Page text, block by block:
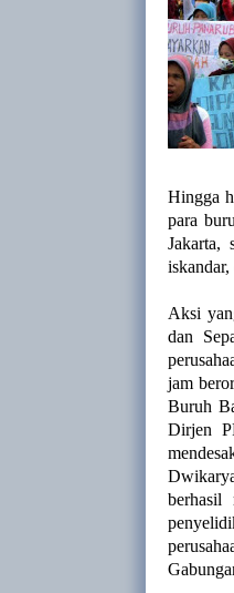
Hingga
para
Jakarta,
Aksi
dan
jam
Buruh
Dirjen
berhasil